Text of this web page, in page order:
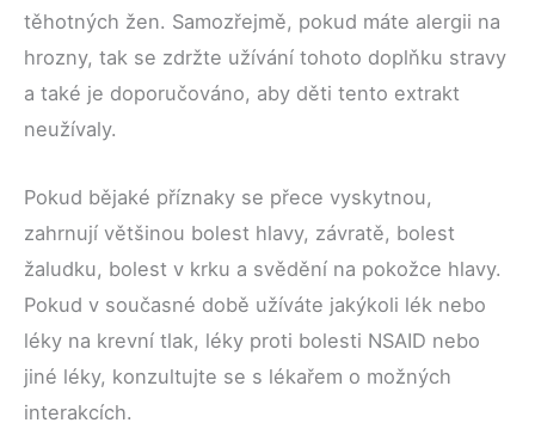
těhotných žen. Samozřejmě, pokud máte alergii na
hrozny, tak se zdržte užívání tohoto doplňku stravy
a také je doporučováno, aby děti tento extrakt
neužívaly.
Pokud bějaké příznaky se přece vyskytnou,
zahrnují většinou bolest hlavy, závratě, bolest
žaludku, bolest v krku a svědění na pokožce hlavy.
Pokud v současné době užíváte jakýkoli lék nebo
léky na krevní tlak, léky proti bolesti NSAID nebo
jiné léky, konzultujte se s lékařem o možných
interakcích.